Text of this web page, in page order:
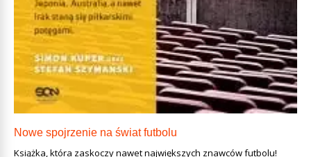
Nowe spojrzenie na świat futbolu
Książka, która zaskoczy nawet największych znawców futbolu!